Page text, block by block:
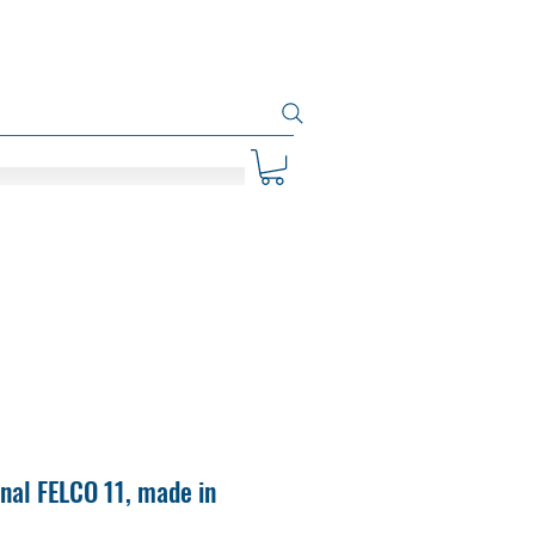
FELCO 11, made in